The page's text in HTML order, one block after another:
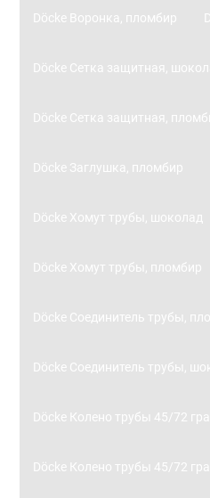
Döcke Воронка, пломбир
Döcke Сетка защитная,
Döcke Сетка защитная,
Döcke Заглушка, пломбир
Döcke Хомут трубы, шоколад
Döcke Хомут трубы, пломбир
Döcke Соединитель трубы,
Döcke Соединитель трубы,
Döcke Колено трубы 45/72
Döcke Колено трубы 45/72